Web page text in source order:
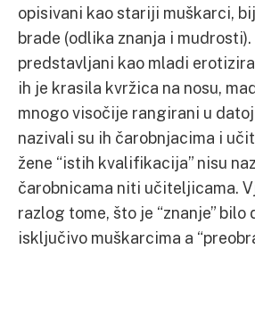
opisivani kao stariji muškarci,
brade (odlika znanja i mudrosti).
predstavljani kao mladi
ih je krasila kvržica na nosu,
mnogo visočije rangirani u
nazivali su ih čarobnjacima i
žene “istih kvalifikacija” nisu
čarobnicama niti učiteljicama.
razlog tome, što je “znanje” bilo
isključivo muškarcima a